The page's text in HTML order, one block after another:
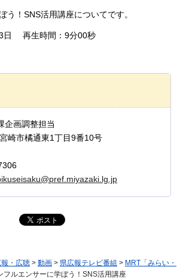
う！SNS活用講座についてです。
日 再生時間：9分00秒
企画調整担当
崎市橘通東1丁目9番10号
報・広聴 > 動画 > 県広報テレビ番組 > MRT「みらい・
フルエンサーに学ぼう！SNS活用講座